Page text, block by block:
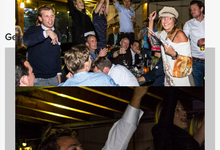
Gerelateerde categorieën
Avondarrangementen
846 uitjes